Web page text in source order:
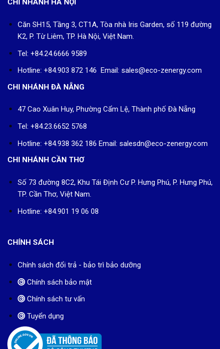
CHI NHÁNH HÀ NỘI
Căn SH15, Tầng 3, CT1A, Tòa nhà Iris Garden, số 119 đường
K2, P. Từ Liêm, TP. Hà Nội, Việt Nam.
Tel: +84.24.6666 9589
Hotline: +84.903 872 146 Email: sales@eco-zenergy.com
CHI NHÁNH ĐÀ NẴNG
47 Cao Xuân Huy, Phường Cẩm Lệ, Thành phố Đà Nẵng
Tel: +84.23.6652 5768
Hotline: +84.938 362 186 Email: salesdn@eco-zenergy.com
CHI NHÁNH CẦN THƠ
Số 73 đường 8C2, Khu Tái Định Cư P. Hưng Phú, P. Hưng Phú,
TP. Cần Thơ, Việt Nam.
Hotline: +84.901 19 06 08
CHÍNH SÁCH
Chính sách đổi trả - bảo trì bảo dưỡng
Chính sách bảo mật
Chính sách tư vấn
Tuyển dụng